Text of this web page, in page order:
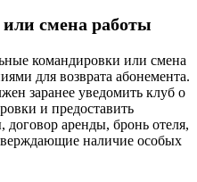
смена работы
командировки или смена
для возврата абонемента.
заранее уведомить клуб о
и предоставить
аренды, бронь отеля,
наличие особых